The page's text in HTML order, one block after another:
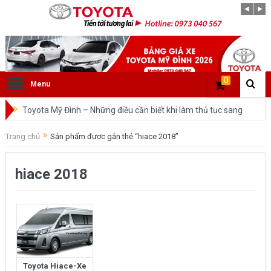
Menu 0
Toyota Mỹ Đình – Những điều cần biết khi làm thủ tục sang
tên ô tô trong cùng tỉnh.
So sánh Toyota Veloz Cross và Toyota Innova: Nên chọn xe
nào?
nhất trên thị trường.
Những dòng xe của Toyota đang chiếm lĩnh tại thị trường
Việt Nam?
Trang chủ Sản phẩm được gắn thẻ “hiace 2018”
hiace 2018
Toyota Hiace-Xe